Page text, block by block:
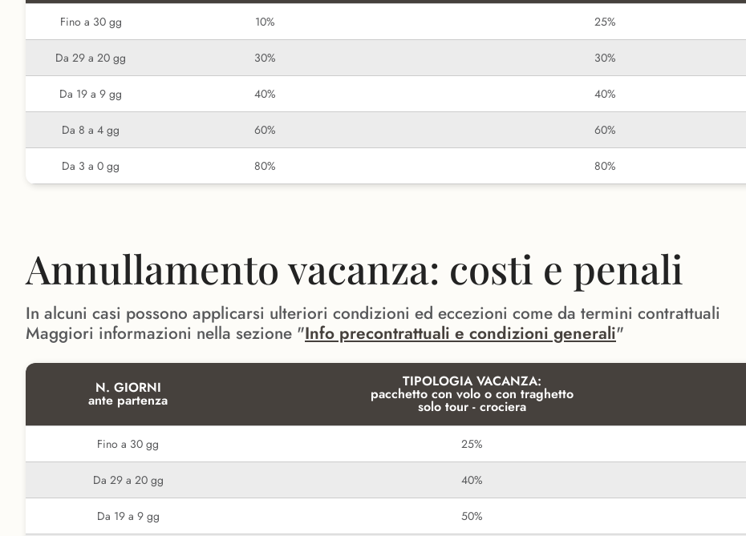
Fino a 30 gg 10% 25%
Da 29 a 20 gg 30% 30%
Da 19 a 9 gg 40% 40%
Da 8 a 4 gg 60% 60%
Da 3 a 0 gg 80% 80%
Annullamento vacanza: costi e penali
In alcuni casi possono applicarsi ulteriori condizioni ed eccezioni come da termini contrattuali
Maggiori informazioni nella sezione "Info precontrattuali e condizioni generali"
N. GIORNI
ante partenza
TIPOLOGIA VACANZA:
pacchetto con volo o con traghetto
solo tour - crociera
Fino a 30 gg 25%
Da 29 a 20 gg 40%
Da 19 a 9 gg 50%